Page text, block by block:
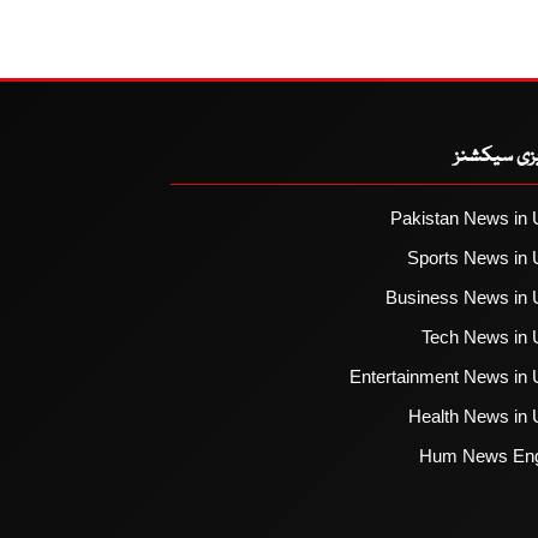
سیکشنز
Pakistan News in
Sports News in
Business News in
Tech News in
Entertainment News in
Health News in
Hum News